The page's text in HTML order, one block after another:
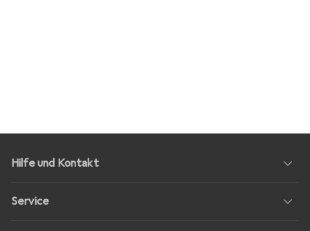
Hilfe und Kontakt
Service